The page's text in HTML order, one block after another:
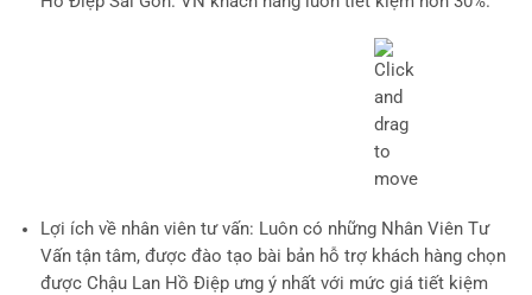
Lợi ích về nhân viên tư vấn: Luôn có những Nhân Viên Tư
Vấn tận tâm, được đào tạo bài bản hỗ trợ khách hàng chọn
được Chậu Lan Hồ Điệp ưng ý nhất với mức giá tiết kiệm